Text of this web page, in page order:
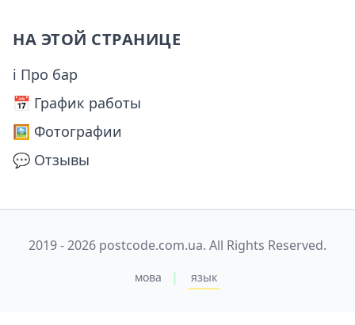
НА ЭТОЙ СТРАНИЦЕ
ℹ Про бар
📅️ График работы
🖼️ Фотографии
💬 Отзывы
2019 - 2026 postcode.com.ua. All Rights Reserved.
мова | язык